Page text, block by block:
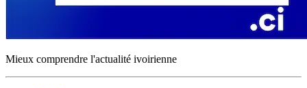
Mieux comprendre l'actualité ivoirienne